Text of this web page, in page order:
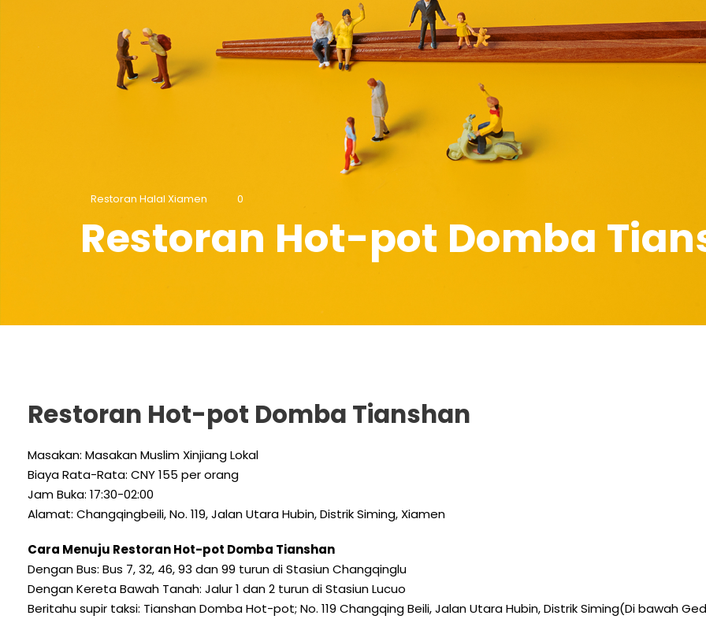
Restoran Halal Xiamen 0
Restoran Hot-pot Domba
Restoran Hot-pot Domba Tianshan
Masakan: Masakan Muslim Xinjiang Lokal
Biaya Rata-Rata: CNY 155 per orang
Jam Buka: 17:30-02:00
Alamat: Changqingbeili, No. 119, Jalan Utara Hubin, Distrik Siming, Xiamen
Cara Menuju Restoran Hot-pot Domba Tianshan
Dengan Bus: Bus 7, 32, 46, 93 dan 99 turun di Stasiun Changqinglu
Dengan Kereta Bawah Tanah: Jalur 1 dan 2 turun di Stasiun Lucuo
Beritahu supir taksi: Tianshan Domba Hot-pot; No. 119 Changqing Beili, Jalan Utara Hubin, Distrik Siming(Di bawah